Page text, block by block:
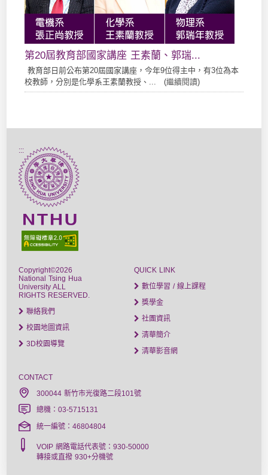
第20屆教育部國家講座 王素蘭、郭瑞...
教育部日前公布第20屆國家講座，今年9位得主中，有3位為本
校教師，分別是化學系王素蘭教授、... (繼續閱讀)
:::
Copyright©2026
National Tsing Hua
University ALL
RIGHTS RESERVED.
聯絡我們
校園地圖資訊
3D校園導覽
QUICK LINK
數位學習 / 線上課程
獎學金
社團資訊
清華簡介
清華影音網
CONTACT
300044 新竹市光復路二段101號
總機：03-5715131
統一編號：46804804
VOIP 網路電話代表號：930-50000
轉接或直撥 930+分機號